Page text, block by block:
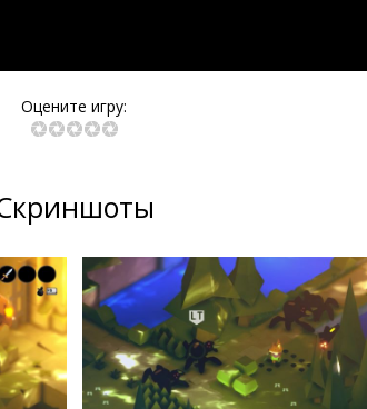
Оцените игру: